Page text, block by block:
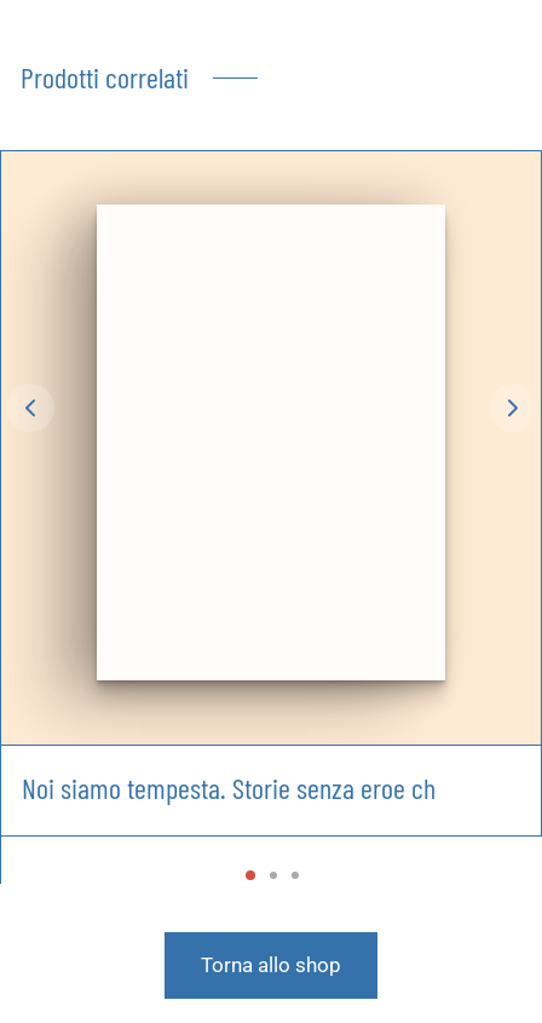
Prodotti correlati
Noi siamo tempesta. Storie senza eroe ch
Torna allo shop